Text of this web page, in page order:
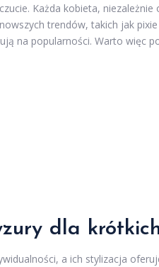
Każda kobieta,
trendów, takich jak
na popularności. Warto więc
dla krótkich
a ich stylizacja